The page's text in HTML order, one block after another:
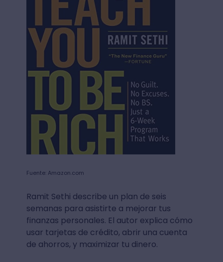
Fuente: Amazon.com
Ramit Sethi describe un plan de seis
semanas para asistirte a mejorar tus
finanzas personales. El autor explica cómo
usar tarjetas de crédito, abrir una cuenta
de ahorros, y maximizar tu dinero.